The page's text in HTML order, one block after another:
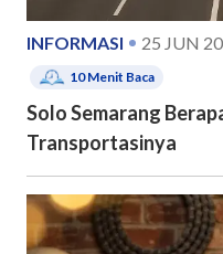
INFORMASI 25 JUN
10Menit Baca
Solo Semarang
Transportasinya